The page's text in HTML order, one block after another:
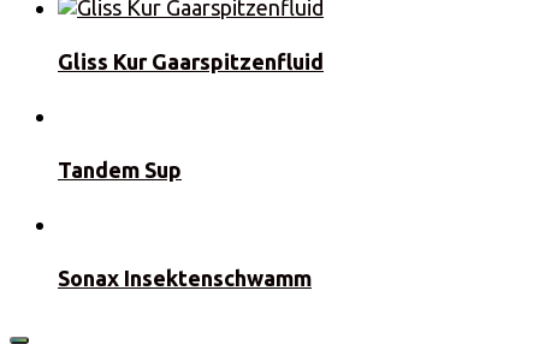
Gliss Kur Gaarspitzenfluid
Tandem Sup
Sonax Insektenschwamm